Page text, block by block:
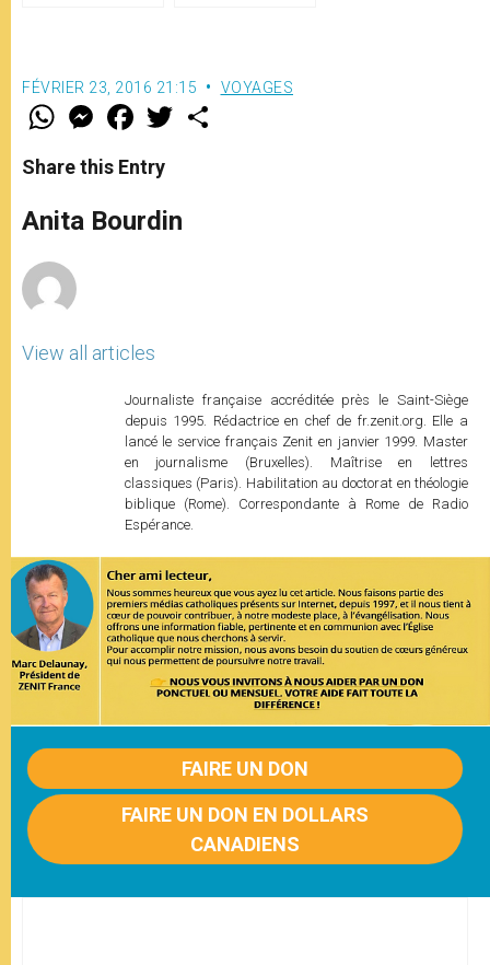
FÉVRIER 23, 2016 21:15 VOYAGES
W
t
s
p
p
M
e
s
e
g
e
F
a
e
b
o
k
w
r
Share this Entry
Anita Bourdin
View all articles
Journaliste française accréditée près le Saint-Siège
depuis 1995. Rédactrice en chef de fr.zenit.org. Elle a
lancé le service français Zenit en janvier 1999. Master
en journalisme (Bruxelles). Maîtrise en lettres
classiques (Paris). Habilitation au doctorat en théologie
biblique (Rome). Correspondante à Rome de Radio
Espérance.
FAIRE UN DON
FAIRE UN DON EN DOLLARS
CANADIENS